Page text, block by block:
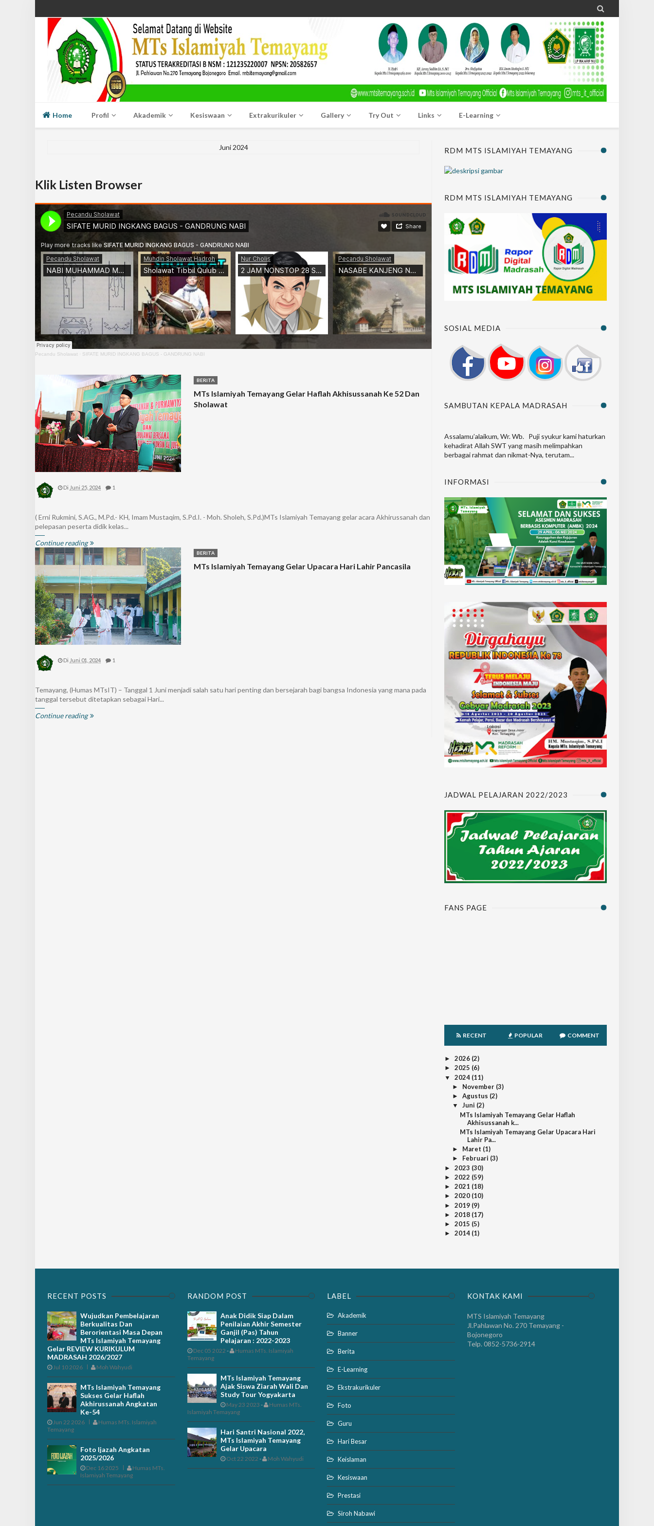

Home Profil Akademik Kesiswaan Extrakurikuler Gallery Try Out Links E-Learning
Juni 2024
Klik Listen Browser
Pecandu Sholawat · SIFATE MURID INGKANG BAGUS - GANDRUNG NABI
BERITA
MTs Islamiyah Temayang Gelar Haflah Akhisussanah Ke 52 Dan
Sholawat
Di Juni 25, 2024 1
( Erni Rukmini, S.AG., M.Pd.- KH, Imam Mustaqim, S.Pd.I. - Moh. Sholeh, S.Pd.)MTs Islamiyah Temayang gelar acara Akhirussanah dan
pelepasan peserta didik kelas...
Continue reading
BERITA
MTs Islamiyah Temayang Gelar Upacara Hari Lahir Pancasila
Di Juni 01, 2024 1
Temayang, (Humas MTsIT) – Tanggal 1 Juni menjadi salah satu hari penting dan bersejarah bagi bangsa Indonesia yang mana pada
tanggal tersebut ditetapkan sebagai Hari...
Continue reading
RDM MTS ISLAMIYAH TEMAYANG
RDM MTS ISLAMIYAH TEMAYANG
SOSIAL MEDIA
SAMBUTAN KEPALA MADRASAH
Assalamu’alaikum, Wr. Wb. Puji syukur kami haturkan
kehadirat Allah SWT yang masih melimpahkan
berbagai rahmat dan nikmat-Nya, terutam...
INFORMASI
JADWAL PELAJARAN 2022/2023
FANS PAGE
RECENT POPULAR COMMENT
► 2026 (2)
► 2025 (6)
▼ 2024 (11)
► November (3)
► Agustus (2)
▼ Juni (2)
MTs Islamiyah Temayang Gelar Haflah
Akhisussanah k...
MTs Islamiyah Temayang Gelar Upacara Hari
Lahir Pa...
► Maret (1)
► Februari (3)
► 2023 (30)
► 2022 (59)
► 2021 (18)
► 2020 (10)
► 2019 (9)
► 2018 (17)
► 2015 (5)
► 2014 (1)
RECENT POSTS
Wujudkan Pembelajaran
Berkualitas Dan
Berorientasi Masa Depan
MTs Islamiyah Temayang
Gelar REVIEW KURIKULUM
MADRASAH 2026/2027
Jul 10 2026 Moh Wahyudi
MTs Islamiyah Temayang
Sukses Gelar Haflah
Akhirussanah Angkatan
Ke-54
Jun 22 2026
Humas MTs. Islamiyah
Temayang
Foto Ijazah Angkatan
2025/2026
Dec 16 2025
Humas MTs.
Islamiyah Temayang
RANDOM POST
Anak Didik Siap Dalam
Penilaian Akhir Semester
Ganjil (Pas) Tahun
Pelajaran : 2022-2023
Dec 05 2022 -
Humas MTs. Islamiyah
Temayang
MTs Islamiyah Temayang
Ajak Siswa Ziarah Wali Dan
Study Tour Yogyakarta
May 23 2023 -
Humas MTs.
Islamiyah Temayang
Hari Santri Nasional 2022,
MTs Islamiyah Temayang
Gelar Upacara
Oct 22 2022 - Moh Wahyudi
LABEL
Akademik
Banner
Berita
E-Learning
Ekstrakurikuler
Foto
Guru
Hari Besar
Keislaman
Kesiswaan
Prestasi
Siroh Nabawi
KONTAK KAMI
MTS Islamiyah Temayang
Jl.Pahlawan No. 270 Temayang -
Bojonegoro
Telp. 0852-5736-2914